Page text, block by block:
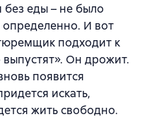
без еды – не было
И вот
подходит к
Он дрожит.
появится
искать,
жить свободно.